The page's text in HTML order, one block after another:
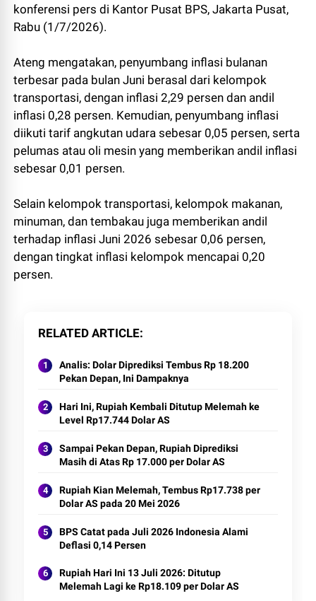
konferensi pers di Kantor Pusat BPS, Jakarta Pusat,
Rabu (1/7/2026).
Ateng mengatakan, penyumbang inflasi bulanan
terbesar pada bulan Juni berasal dari kelompok
transportasi, dengan inflasi 2,29 persen dan andil
inflasi 0,28 persen. Kemudian, penyumbang inflasi
diikuti tarif angkutan udara sebesar 0,05 persen, serta
pelumas atau oli mesin yang memberikan andil inflasi
sebesar 0,01 persen.
Selain kelompok transportasi, kelompok makanan,
minuman, dan tembakau juga memberikan andil
terhadap inflasi Juni 2026 sebesar 0,06 persen,
dengan tingkat inflasi kelompok mencapai 0,20
persen.
RELATED ARTICLE
Analis: Dolar Diprediksi Tembus Rp 18.200
Pekan Depan, Ini Dampaknya
Hari Ini, Rupiah Kembali Ditutup Melemah ke
Level Rp17.744 Dolar AS
Sampai Pekan Depan, Rupiah Diprediksi
Masih di Atas Rp 17.000 per Dolar AS
Rupiah Kian Melemah, Tembus Rp17.738 per
Dolar AS pada 20 Mei 2026
BPS Catat pada Juli 2026 Indonesia Alami
Deflasi 0,14 Persen
Rupiah Hari Ini 13 Juli 2026: Ditutup
Melemah Lagi ke Rp18.109 per Dolar AS